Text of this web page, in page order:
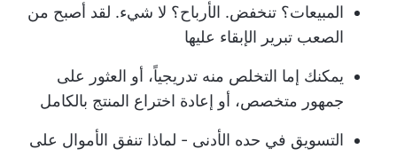
المبيعات؟ تنخفض. الأرباح؟ لا شيء. لقد أصبح من
الصعب تبرير الإبقاء عليها
يمكنك إما التخلص منه تدريجياً، أو العثور على
جمهور متخصص، أو إعادة اختراع المنتج بالكامل
التسويق في حده الأدنى - لماذا تنفق الأموال على